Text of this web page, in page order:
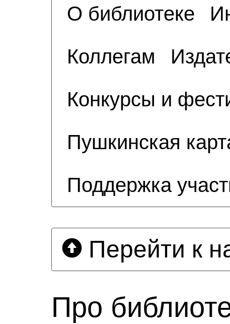
О библиотеке
Коллегам
Конкурсы и
Пушкинская
Поддержка
Перейти к
Про